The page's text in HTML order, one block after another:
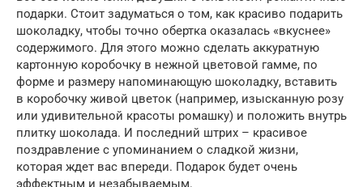
подарки. Стоит задуматься о том, как красиво подарить
шоколадку, чтобы точно обертка оказалась «вкуснее»
содержимого. Для этого можно сделать аккуратную
картонную коробочку в нежной цветовой гамме, по
форме и размеру напоминающую шоколадку, вставить
в коробочку живой цветок (например, изысканную розу
или удивительной красоты ромашку) и положить внутрь
плитку шоколада. И последний штрих – красивое
поздравление с упоминанием о сладкой жизни,
которая ждет вас впереди. Подарок будет очень